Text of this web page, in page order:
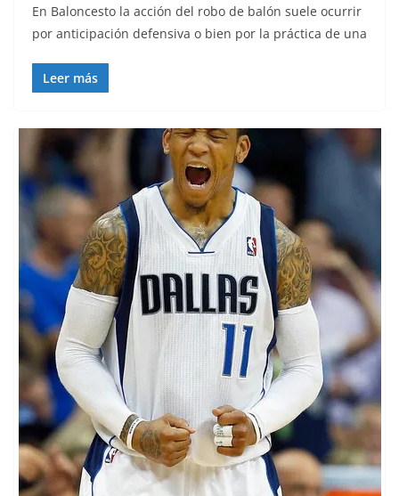
En Baloncesto la acción del robo de balón suele ocurrir
por anticipación defensiva o bien por la práctica de una
Leer más